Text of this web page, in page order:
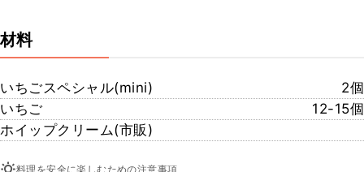
材料
いちごスペシャル(mini)
2個
いちご
12-15個
ホイップクリーム(市販)
料理を安全に楽しむための注意事項